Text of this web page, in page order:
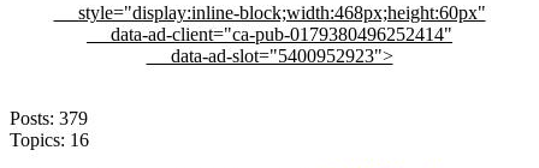
style="display:inline-block;width:468px;height:60px"
data-ad-client="ca-pub-0179380496252414"
data-ad-slot="5400952923">
Posts: 379
Topics: 16